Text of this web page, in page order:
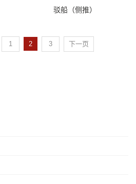
驳船（侧推）
1 2 3 下一页